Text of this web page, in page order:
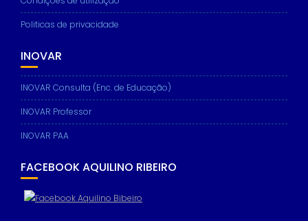
Politicas de privacidade
INOVAR
INOVAR Consulta (Enc. de Educação)
INOVAR Professor
INOVAR PAA
FACEBOOK AQUILINO RIBEIRO
Necessary
These